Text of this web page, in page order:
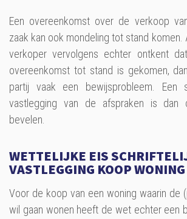
Een overeenkomst over de verkoop
zaak kan ook mondeling tot stand
verkoper vervolgens echter ontkent
overeenkomst tot stand is gekomen,
partij vaak een bewijsprobleem. Een
vastlegging van de afspraken is
bevelen.
WETTELIJKE EIS
VASTLEGGING KOOP WONING
Voor de koop van een woning waarin de
wil gaan wonen heeft de wet echter een